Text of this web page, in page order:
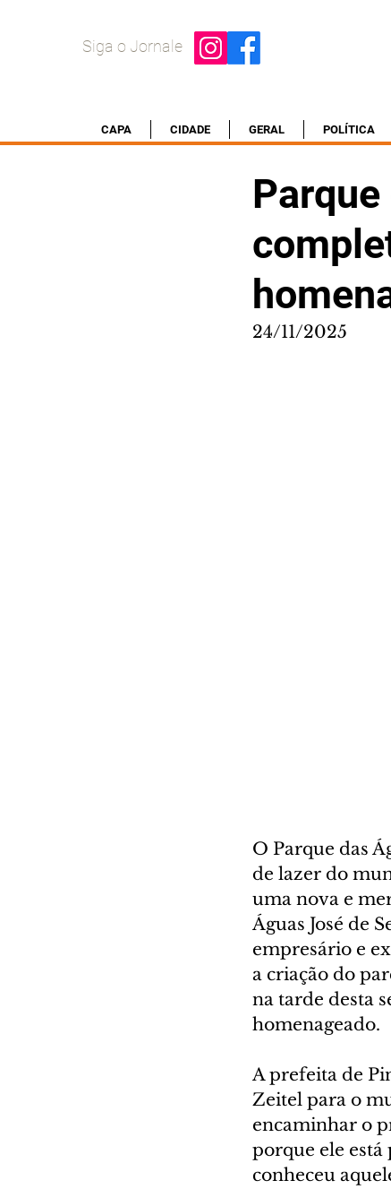
Siga o Jornale
CAPA CIDADE GERAL POLÍTICA
24/11/2025
O Parque das
de lazer do
uma nova e
Águas José de
empresário e
a criação do
na tarde desta
homenageado.
A prefeita de
Zeitel para o
encaminhar o
porque ele está
conheceu